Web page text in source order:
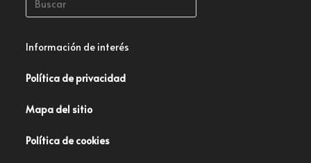
Información de interés
Política de privacidad
Mapa del sitio
Política de cookies